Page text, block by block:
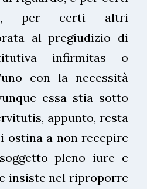
per certi altri
al pregiudizio di
infirmitas o
con la necessità
essa stia sotto
appunto, resta
ostina a non recepire
pleno iure e
insiste nel riproporre